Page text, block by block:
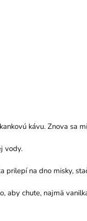
kávu. Znova sa
vody.
na dno misky,
chute, najmä